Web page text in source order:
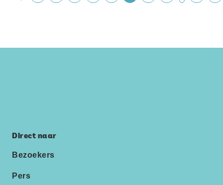
Direct naar
Bezoekers
Pers